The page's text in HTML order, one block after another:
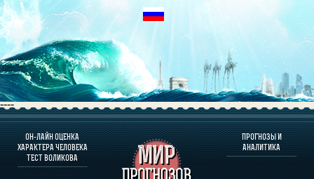
----
ОН-ЛАЙН ОЦЕНКА
ХАРАКТЕРА ЧЕЛОВЕКА
ТЕСТ ВОЛИКОВА
ПРОГНОЗЫ И
АНАЛИТИКА
О ПРОГРАММЕ
ОЦЕНКА ХАРАКТЕРA ЧЕЛОВЕКА
ОЦЕНКА ХАРАКТЕРА ВЫДАЮЩИХСЯ ЛИЧНОСТЕЙ